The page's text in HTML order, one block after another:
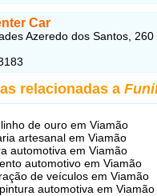
Car
Azeredo dos Santos,
relacionadas a
de ouro em Viamão
artesanal em Viamão
automotiva em Viamão
automotivo em Viamão
de veículos em Viamão
automotiva em Viamão